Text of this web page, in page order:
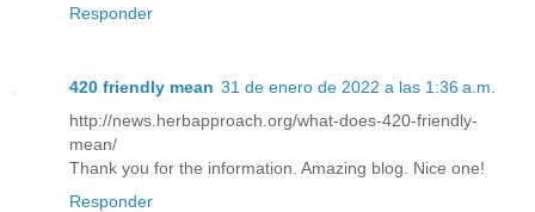
Responder
420 friendly mean 31 de enero de 2022 a las 1:36 a.m.
http://news.herbapproach.org/what-does-420-friendly-
mean/
Thank you for the information. Amazing blog. Nice one!
Responder